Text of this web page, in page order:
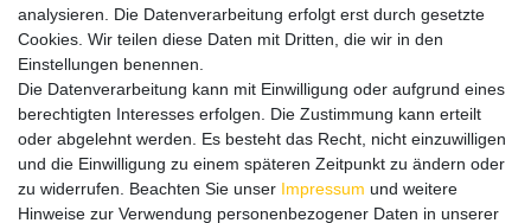
Wir verschicken klimaneutral mit DPD
Zahlungsmethoden
analysieren. Die Datenverarbeitung erfolgt erst durch gesetzte
Cookies. Wir teilen diese Daten mit Dritten, die wir in den
Einstellungen benennen.
Die Datenverarbeitung kann mit Einwilligung oder aufgrund eines
berechtigten Interesses erfolgen. Die Zustimmung kann erteilt
oder abgelehnt werden. Es besteht das Recht, nicht einzuwilligen
und die Einwilligung zu einem späteren Zeitpunkt zu ändern oder
zu widerrufen. Beachten Sie unser Impressum und weitere
Hinweise zur Verwendung personenbezogener Daten in unserer